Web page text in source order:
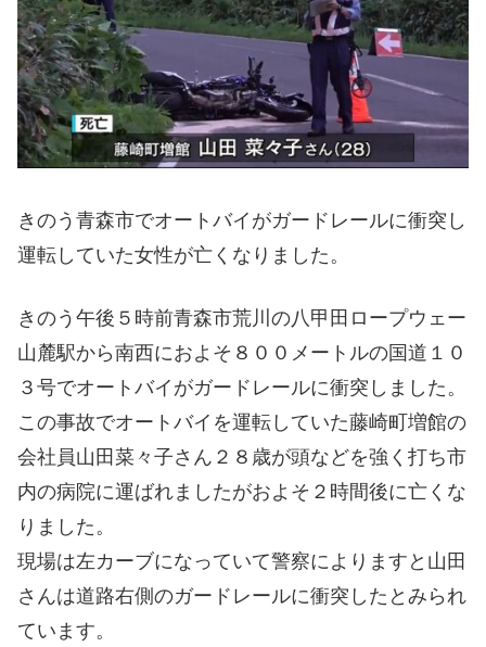
きのう青森市でオートバイがガードレールに衝突し
運転していた女性が亡くなりました。
きのう午後５時前青森市荒川の八甲田ロープウェー
山麓駅から南西におよそ８００メートルの国道１０
３号でオートバイがガードレールに衝突しました。
この事故でオートバイを運転していた藤崎町増館の
会社員山田菜々子さん２８歳が頭などを強く打ち市
内の病院に運ばれましたがおよそ２時間後に亡くな
りました。
現場は左カーブになっていて警察によりますと山田
さんは道路右側のガードレールに衝突したとみられ
ています。